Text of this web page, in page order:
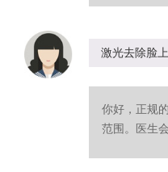
激光去除脸
你好，正规
范围。医生